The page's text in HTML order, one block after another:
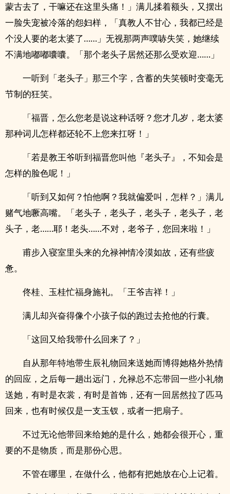
蒙古去了，干嘛还在这里头痛！」满儿揉着额头，又摆出
一脸失宠被冷落的怨妇样，「真教人不甘心，我都已经是
个没人要的老太婆了……」无视那两声噗哧失笑，她继续
不满地嘟嘟囔囔。「那个老头子居然还那么受欢迎……」
一听到「老头子」那三个字，含蓄的失笑顿时变毫无
节制的狂笑。
「福晋，怎么您老是说这种话呀？您才几岁，老太婆
那种词儿怎样都还轮不上您来扛呀！」
「若是教王爷听到福晋您叫他『老头子』，不知会是
怎样的脸色呢！」
「听到又如何？怕他啊？我就偏爱叫，怎样？」满儿
赌气地噘高嘴。「老头子，老头子，老头子，老头子，老
头子，老……耶！老头……不对，老爷子，您回来啦！」
甫步入寝室里头来的允禄神情冷漠如故，还有些疲
惫。
佟桂、玉桂忙福身施礼。「王爷吉祥！」
满儿却兴奋得像个小孩子似的跑过去抢他的行囊。
「这回又给我带什么回来了？」
自从那年特地带生辰礼物回来送她而博得她格外热情
的回应，之后每一趟出远门，允禄总不忘带回一些小礼物
送她，有时是衣裳，有时是首饰，还有一回居然拉了匹马
回来，也有时候仅是一支玉钗，或者一把扇子。
不过无论他带回来给她的是什么，她都会很开心，重
要的不是物质，而是那份心思。
不管在哪里，在做什么，他都有把她放在心上记着。